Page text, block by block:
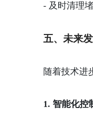
- 及时清理
五、未来
随着技术进
1. 智能化控